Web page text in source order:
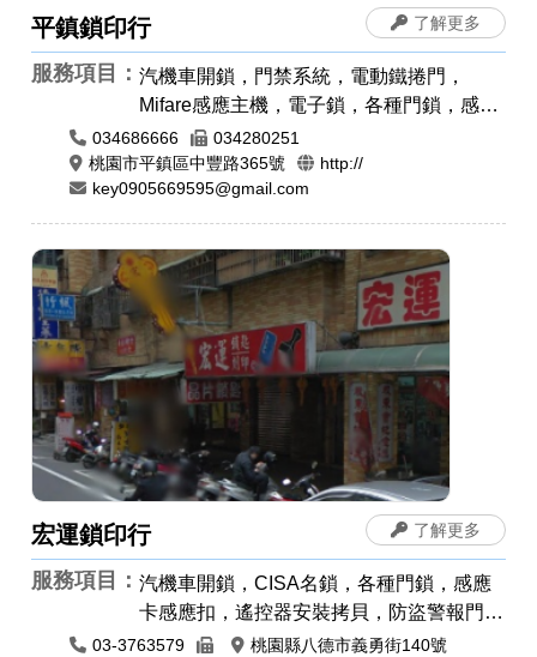
平鎮鎖印行
服務項目：汽機車開鎖，門禁系統，電動鐵捲門，
Mifare感應主機，電子鎖，各種門鎖，感應
卡感應扣，遙控器安裝拷貝，電磁鎖，晶片
鎖匙，汽車開鎖，機車開鎖，肚臍章/胎毛
筆，印章圖案設計，印身雕刻，公司章，電
腦刻印，橡皮章，牛角印章，印鑑章，原子
章
034686666
034280251
桃園市平鎮區中豐路365號
http://
key0905669595@gmail.com
了解更多
宏運鎖印行
服務項目：汽機車開鎖，CISA名鎖，各種門鎖，感應
卡感應扣，遙控器安裝拷貝，防盜警報門
鎖，開運印章，公司章，電腦刻印，橡皮
03-3763579
桃園縣八德市義勇街140號
了解更多